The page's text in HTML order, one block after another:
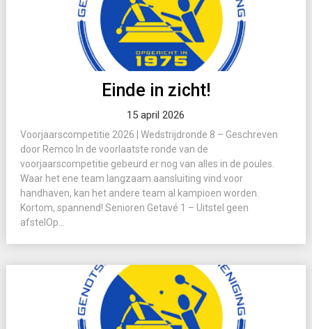
Einde in zicht!
15 april 2026
Voorjaarscompetitie 2026 | Wedstrijdronde 8 – Geschreven
door Remco In de voorlaatste ronde van de
voorjaarscompetitie gebeurd er nog van alles in de poules.
Waar het ene team langzaam aansluiting vind voor
handhaven, kan het andere team al kampioen worden.
Kortom, spannend! Senioren Getavé 1 – Uitstel geen
afstelOp...